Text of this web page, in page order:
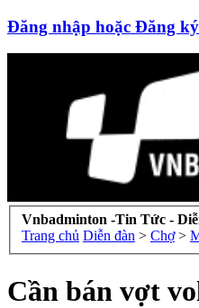
Đăng nhập hoặc Đăng ký
Vnbadminton -Tin Tức -
Trang chủ Diễn đàn > Chợ >
Cần bán vợt